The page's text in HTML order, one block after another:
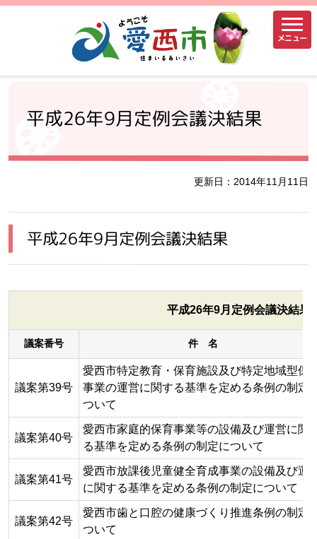
メニュー
平成26年9月定例会議決結果
更新日：2014年11月11日
平成26年9月定例会議決結果
平成26年9月定例会議決結果
議案番号 件 名
議案第39号
愛西市特定教育・保育施設及び特定地域型保
事業の運営に関する基準を定める条例の制定
ついて
議案第40号
愛西市家庭的保育事業等の設備及び運営に関
る基準を定める条例の制定について
議案第41号
愛西市放課後児童健全育成事業の設備及び運
に関する基準を定める条例の制定について
議案第42号
愛西市歯と口腔の健康づくり推進条例の制定
ついて